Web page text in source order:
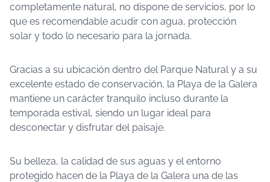
completamente natural, no dispone de servicios, por lo
que es recomendable acudir con agua, protección
solar y todo lo necesario para la jornada.
Gracias a su ubicación dentro del Parque Natural y a su
excelente estado de conservación, la Playa de la Galera
mantiene un carácter tranquilo incluso durante la
temporada estival, siendo un lugar ideal para
desconectar y disfrutar del paisaje.
Su belleza, la calidad de sus aguas y el entorno
protegido hacen de la Playa de la Galera una de las